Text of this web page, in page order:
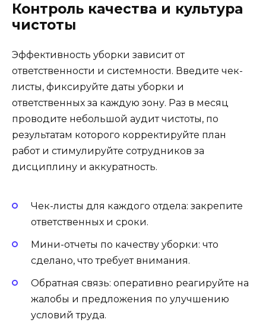
Контроль качества и культура
чистоты
Эффективность уборки зависит от
ответственности и системности. Введите чек-
листы, фиксируйте даты уборки и
ответственных за каждую зону. Раз в месяц
проводите небольшой аудит чистоты, по
результатам которого корректируйте план
работ и стимулируйте сотрудников за
дисциплину и аккуратность.
Чек-листы для каждого отдела: закрепите
ответственных и сроки.
Мини-отчеты по качеству уборки: что
сделано, что требует внимания.
Обратная связь: оперативно реагируйте на
жалобы и предложения по улучшению
условий труда.